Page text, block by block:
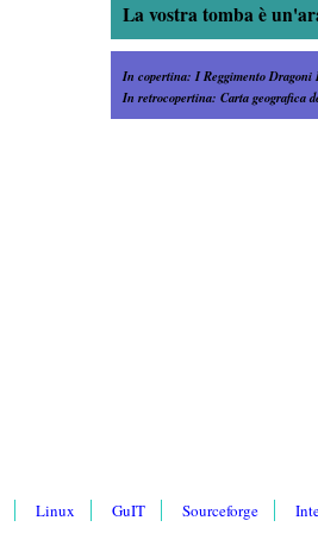
La vostra tomba è
In copertina: I Reggimento Dragoni
In retrocopertina: Carta geografica
Linux GuIT Sourceforge